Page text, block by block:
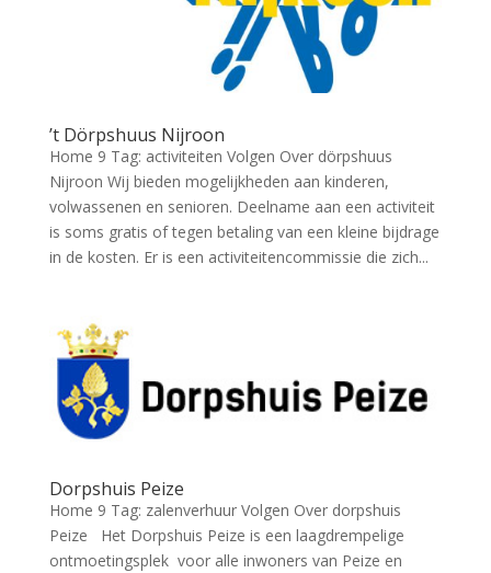
’t Dörpshuus Nijroon
Home 9 Tag: activiteiten Volgen Over dörpshuus
Nijroon Wij bieden mogelijkheden aan kinderen,
volwassenen en senioren. Deelname aan een activiteit
is soms gratis of tegen betaling van een kleine bijdrage
in de kosten. Er is een activiteitencommissie die zich...
Dorpshuis Peize
Home 9 Tag: zalenverhuur Volgen Over dorpshuis
Peize Het Dorpshuis Peize is een laagdrempelige
ontmoetingsplek voor alle inwoners van Peize en